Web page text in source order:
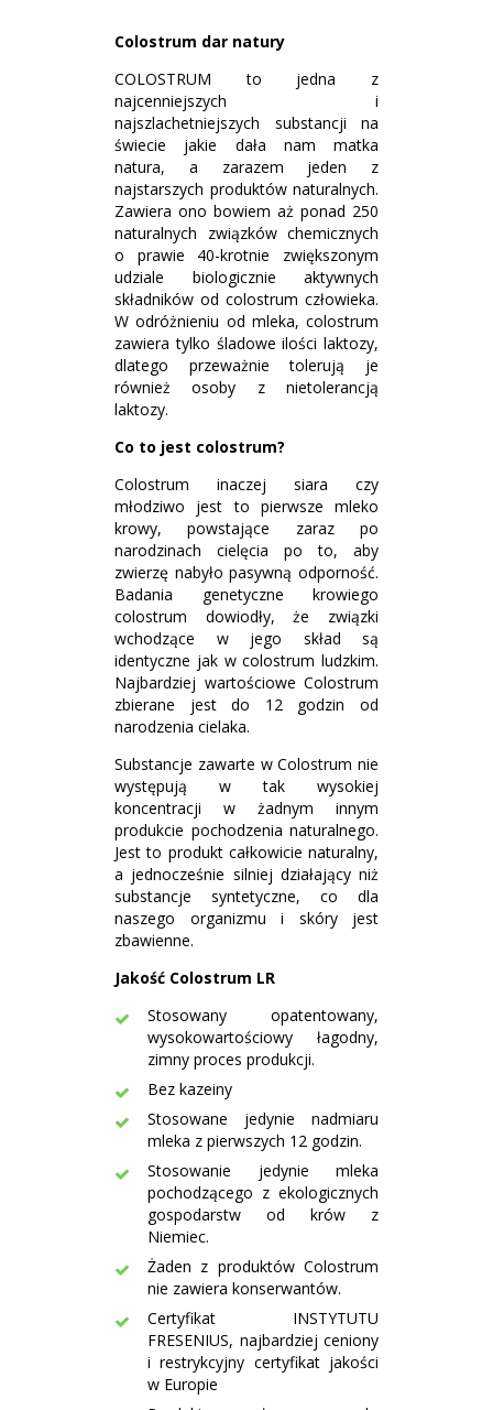
Colostrum dar natury
COLOSTRUM to jedna z
najcenniejszych i
najszlachetniejszych substancji na
świecie jakie dała nam matka
natura, a zarazem jeden z
najstarszych produktów naturalnych.
Zawiera ono bowiem aż ponad 250
naturalnych związków chemicznych
o prawie 40-krotnie zwiększonym
udziale biologicznie aktywnych
składników od colostrum człowieka.
W odróżnieniu od mleka, colostrum
zawiera tylko śladowe ilości laktozy,
dlatego przeważnie tolerują je
również osoby z nietolerancją
laktozy.
Co to jest colostrum?
Colostrum inaczej siara czy
młodziwo jest to pierwsze mleko
krowy, powstające zaraz po
narodzinach cielęcia po to, aby
zwierzę nabyło pasywną odporność.
Badania genetyczne krowiego
colostrum dowiodły, że związki
wchodzące w jego skład są
identyczne jak w colostrum ludzkim.
Najbardziej wartościowe Colostrum
zbierane jest do 12 godzin od
narodzenia cielaka.
Substancje zawarte w Colostrum nie
występują w tak wysokiej
koncentracji w żadnym innym
produkcie pochodzenia naturalnego.
Jest to produkt całkowicie naturalny,
a jednocześnie silniej działający niż
substancje syntetyczne, co dla
naszego organizmu i skóry jest
zbawienne.
Jakość Colostrum LR
Stosowany opatentowany,
wysokowartościowy łagodny,
zimny proces produkcji.
Bez kazeiny
Stosowane jedynie nadmiaru
mleka z pierwszych 12 godzin.
Stosowanie jedynie mleka
pochodzącego z ekologicznych
gospodarstw od krów z
Niemiec.
Żaden z produktów Colostrum
nie zawiera konserwantów.
Certyfikat INSTYTUTU
FRESENIUS, najbardziej ceniony
i restrykcyjny certyfikat jakości
w Europie